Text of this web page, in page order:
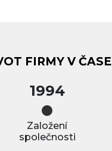
FIRMY V ČASE
1994
Založení
společnosti